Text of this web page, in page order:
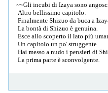
~~Gli incubi di Izaya sono
Altro bellissimo capitolo.
Finalmente Shizuo da buca a
La bontà di Shizuo è genuina.
Esce allo scoperto il lato più
Un capitolo un po' struggente.
Hai messo a nudo i pensieri di
La prima parte è sconvolgente.